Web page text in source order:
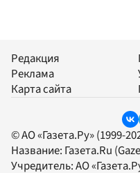
Редакция
Реклама
Карта сайта
© АО «Газета.Ру» (1999-
Название: Газета.Ru
Учредитель:АО